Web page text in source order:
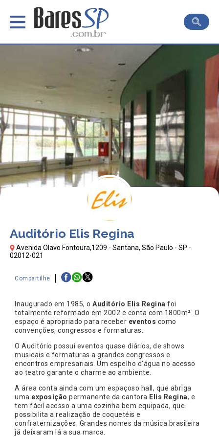
Auditório Elis Regina
Avenida Olavo Fontoura,1209 - Santana, São Paulo - SP -
02012-021
Compartilhe
Inaugurado em 1985, o Auditório Elis Regina foi
totalmente reformado em 2002 e conta com 1800m². O
espaço é apropriado para receber eventos como
convenções, congressos e formaturas.
O Auditório possui eventos quase diários, de shows
musicais e formaturas a grandes congressos e
encontros empresariais. Um espelho d'água no acesso
ao teatro garante o charme ao ambiente.
A área conta ainda com um espaçoso hall, que abriga
uma exposição permanente da cantora Elis Regina, e
tem fácil acesso a uma cozinha bem equipada, que
possibilita a realização de coquetéis e
confraternizações. Grandes nomes da música brasileira
já deixaram lá a sua marca.